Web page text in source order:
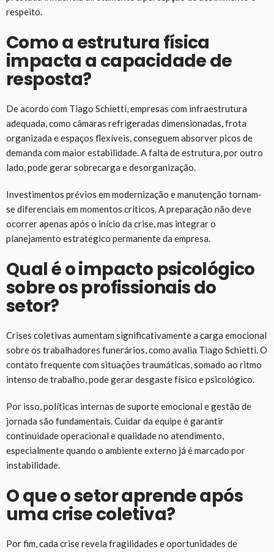
respeito.
Como a estrutura física
impacta a capacidade de
resposta?
De acordo com Tiago Schietti, empresas com infraestrutura
adequada, como câmaras refrigeradas dimensionadas, frota
organizada e espaços flexíveis, conseguem absorver picos de
demanda com maior estabilidade. A falta de estrutura, por outro
lado, pode gerar sobrecarga e desorganização.
Investimentos prévios em modernização e manutenção tornam-
se diferenciais em momentos críticos. A preparação não deve
ocorrer apenas após o início da crise, mas integrar o
planejamento estratégico permanente da empresa.
Qual é o impacto psicológico
sobre os profissionais do
setor?
Crises coletivas aumentam significativamente a carga emocional
sobre os trabalhadores funerários, como avalia Tiago Schietti. O
contato frequente com situações traumáticas, somado ao ritmo
intenso de trabalho, pode gerar desgaste físico e psicológico.
Por isso, políticas internas de suporte emocional e gestão de
jornada são fundamentais. Cuidar da equipe é garantir
continuidade operacional e qualidade no atendimento,
especialmente quando o ambiente externo já é marcado por
instabilidade.
O que o setor aprende após
uma crise coletiva?
Por fim, cada crise revela fragilidades e oportunidades de